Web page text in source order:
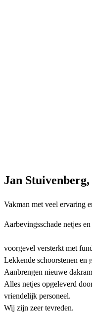
Jan
Vakman met veel ervaring
Aarbevingsschade netjes
voorgevel versterkt met
Lekkende schoorstenen en
Aanbrengen nieuwe
Alles netjes opgeleverd
vriendelijk personeel.
Wij zijn zeer tevreden.